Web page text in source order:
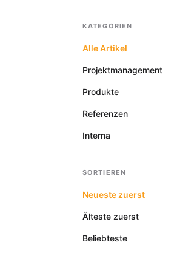
KATEGORIEN
Alle Artikel
Projektmanagement
Produkte
Referenzen
Interna
SORTIEREN
Neueste zuerst
Älteste zuerst
Beliebteste